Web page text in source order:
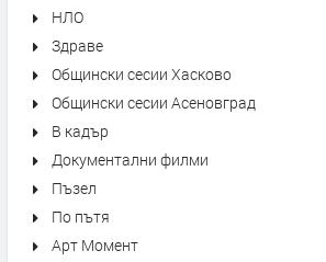
НЛО
Здраве
Общински сесии Хасково
Общински сесии Асеновград
В кадър
Документални филми
Пъзел
По пътя
Арт Момент